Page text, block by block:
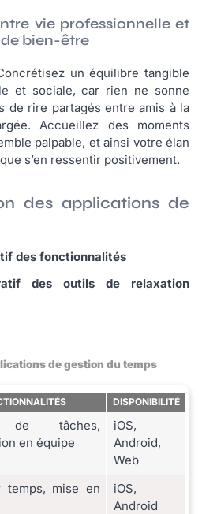
vie professionnelle et
bien-être
un équilibre tangible
et sociale, car rien ne sonne
de rire partagés entre amis à la
Accueillez des moments
palpable, et ainsi votre élan
s’en ressentir positivement.
des applications de
des fonctionnalités
des outils de relaxation
de gestion du temps
DISPONIBILITÉ
de tâches,
en équipe
iOS,
Android,
Web
temps, mise en
iOS,
Android